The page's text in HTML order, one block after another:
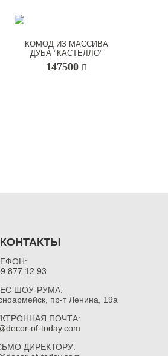
КОМОД ИЗ МАССИВА
ДУБА "КАСТЕЛЛО"
147500
877 12 93
ШОУ-РУМА:
пр-т Ленина, 19а
ПОЧТА:
of-today.com
ДИРЕКТОРУ: